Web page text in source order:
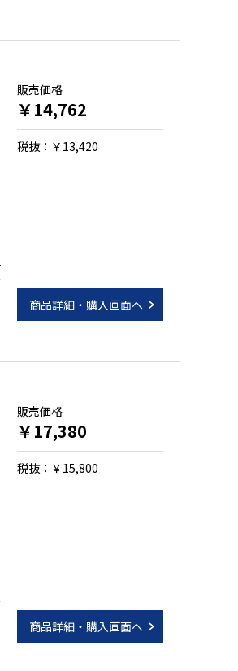
販売価格
￥14,762
税抜：￥13,420
商品詳細・購入画面へ
販売価格
￥17,380
税抜：￥15,800
商品詳細・購入画面へ